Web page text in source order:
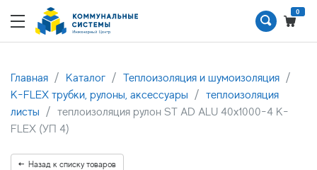
0
Главная Каталог
Теплоизоляция и шумоизоляция
K-FLEX трубки, рулоны, аксессуары
теплоизоляция
листы
теплоизоляция рулон ST AD ALU 40x1000-4 K-
FLEX (УП 4)
Назад к списку товаров